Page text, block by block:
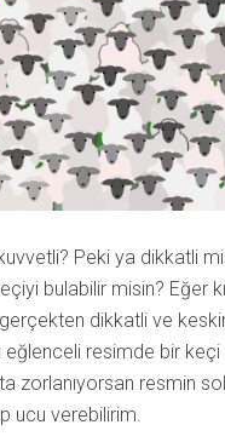
Peki ya dikkatli
bulabilir misin? Eğer
dikkatli ve
resimde bir keçi
zorlanıyorsan resmin
ucu verebilirim.